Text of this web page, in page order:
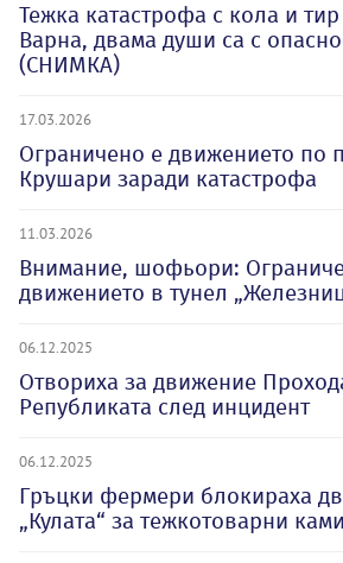
Тежка катастрофа с кола и
Варна, двама души са с
(СНИМКА)
17.03.2026
Ограничено е движението по
Крушари заради катастрофа
11.03.2026
Внимание, шофьори:
движението в тунел
06.12.2025
Отвориха за движение
Републиката след инцидент
06.12.2025
Гръцки фермери блокираха
„Кулата“ за тежкотоварни